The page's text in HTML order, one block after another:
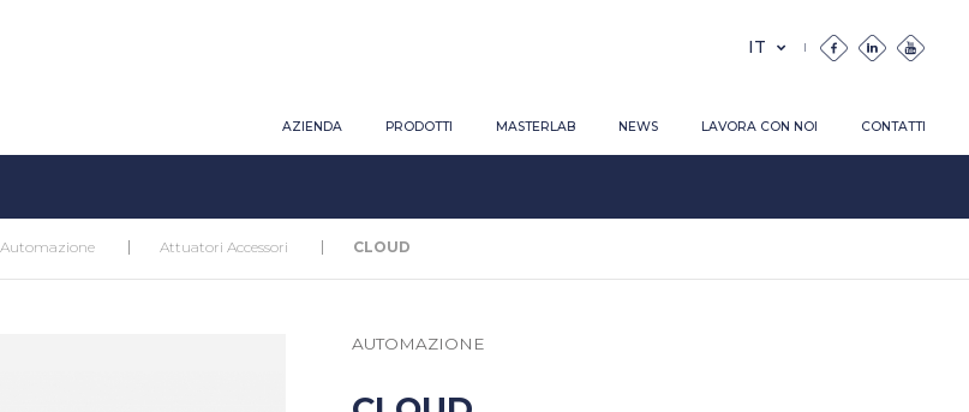
AZIENDA PRODOTTI MASTERLAB NEWS LAVORA CON NOI CONTATTI
Automazione Attuatori Accessori CLOUD
AUTOMAZIONE